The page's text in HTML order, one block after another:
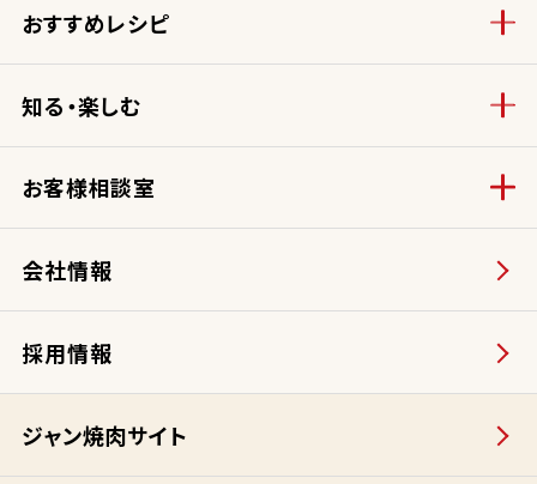
おすすめレシピ
知る・楽しむ
お客様相談室
会社情報
採用情報
ジャン焼肉サイト